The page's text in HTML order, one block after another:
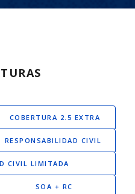
COBERTURA 2.5 EXTRA
RESPONSABILIDAD CIVIL
CIVIL LIMITADA
SOA + RC